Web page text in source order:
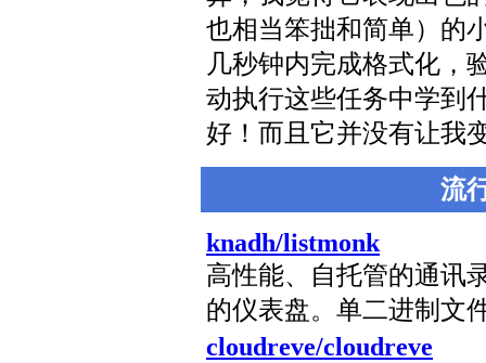
也相当笨拙和简单）的
几秒钟内完成格式化，
动执行这些任务中学到
好！而且它并没有让我
流
knadh/listmonk
高性能、自托管的通讯
的仪表盘。单二进制文
cloudreve/cloudreve